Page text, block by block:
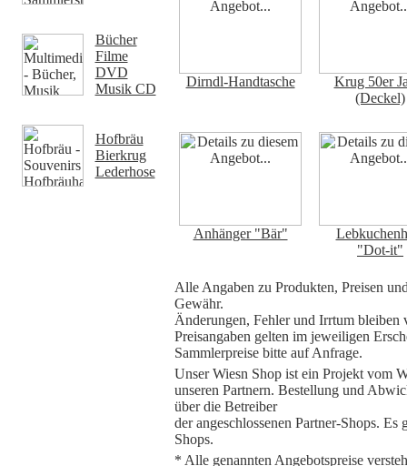
Bücher
Filme
DVD
Musik CD
Hofbräu
Bierkrug
Lederhose
Dirndl-Handtasche
Krug 50er
(Deckel)
Anhänger "Bär"
"Dot-it"
Alle Angaben zu Produkten, Preisen
Gewähr.
Änderungen, Fehler und Irrtum bleiben
Preisangaben gelten im jeweiligen
Sammlerpreise bitte auf Anfrage.
Unser Wiesn Shop ist ein Projekt vom
unseren Partnern. Bestellung und
über die Betreiber
der angeschlossenen Partner-Shops.
Shops.
* Alle genannten Angebotspreise